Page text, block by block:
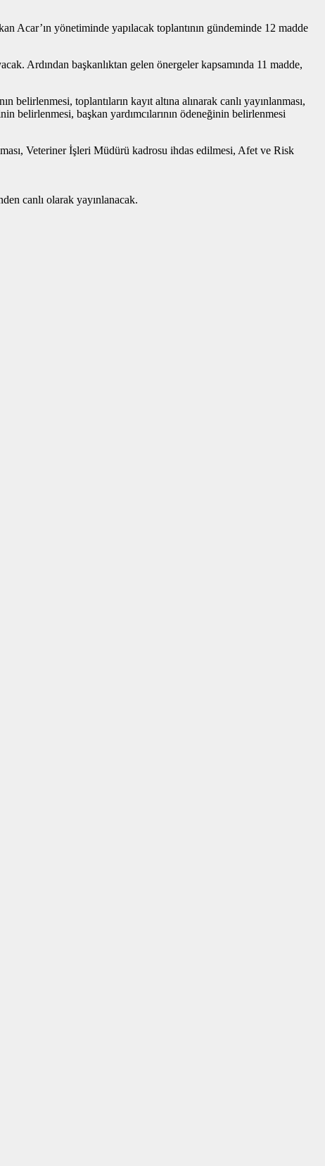
Acar’ın yönetiminde yapılacak toplantının gündeminde 12 madde
Ardından başkanlıktan gelen önergeler kapsamında 11 madde,
belirlenmesi, toplantıların kayıt altına alınarak canlı yayınlanması,
belirlenmesi, başkan yardımcılarının ödeneğinin belirlenmesi
Veteriner İşleri Müdürü kadrosu ihdas edilmesi, Afet ve Risk
canlı olarak yayınlanacak.